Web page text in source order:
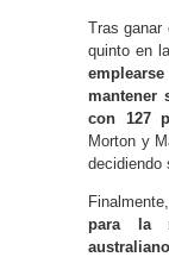
Tras ganar
quinto en
mantener
con 127
Morton y
decidiendo
para la